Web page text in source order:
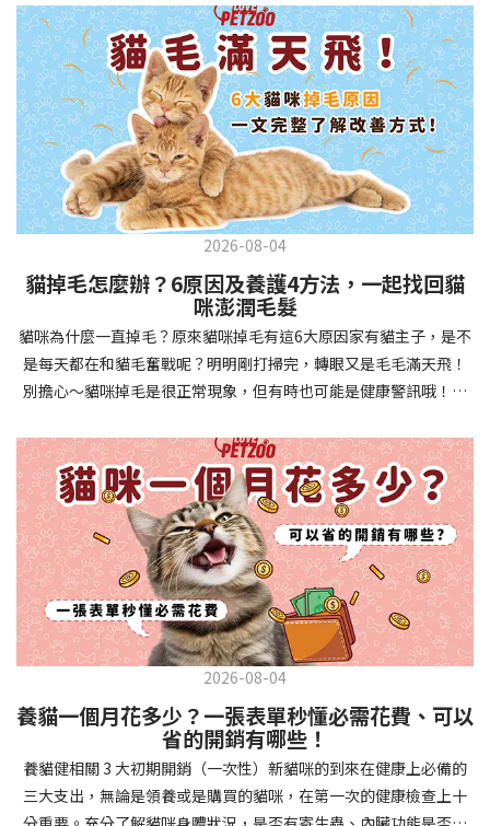
相處中獲得回報狗狗訓練指南，六步驟培養幼犬開始幼犬訓練時，
系統性的方法能帶來最佳效果。從信任建立到習慣養成，每個階段
都至關重要，缺一不可。良好的訓練應循序漸進，把握幼犬成長敏
感期，以積極正向的方式引導。遵循這六個步驟，即使是第一次養
狗的新手，也能輕鬆將調皮的小狗訓練成聽話的好夥伴！建立信任
基礎 幼犬訓練的第一步不是教指令，而是建立信任。剛到新家的幼
犬可能感到緊張不安，給予適當空間適應環境很重要。用溫柔的聲
音交談，提供安全舒適的窩，維持規律的餵食和如廁時間，讓幼犬
感到安心。輕輕撫摸、溫柔擁抱，每天安排固定玩耍時間，這些都
任你後，可開始教導基本指令。從簡單的「坐下」開始，再逐步學
習「趴下」、「等待」和「過來」。每次訓練保持在5-10分鐘內，
避免幼犬注意力分散。使用清晰一致的口令和手勢，成功時立即給
予獎勵和讚美。記住，重複是學習的關鍵，每天多次短時間練習效
果最佳。調整日常行為除了基本指令，幼犬還需學習生活禮儀。如
時立即獎勵。另外要處理的常見問題包括咬人、啃咬家具和亂叫。
每當出現不當行為，給予適當替代品（如咬玩具代替咬手），並在
幼犬選擇正確行為時獎勵，這比責罵更有效。社交化訓練 兩個月大
的幼犬正處於社會化黃金期，這階段的經驗將深刻影響未來性格。
安排幼犬接觸不同人類（包括兒童、戴眼鏡的人、使用拐杖的人
等）、各種動物、交通工具和環境聲音。起初保持在安全、受控的
情境中，逐漸增加複雜度。每次正面社交體驗後給予獎勵，建立幼
犬對新事物的積極態度。進階技巧強化 基礎訓練穩固後，可以進入
更複雜的技巧訓練。這包括遠距離控制、不同干擾下的指令遵從、
多步驟動作等。使用延遲獎勵技巧，讓幼犬學會即使沒有立即獎勵
也能保持良好行為。引入不同環境中的訓練，如公園、寵物店等，
幫助幼犬在各種情境下都能聽從指令。維持良好習慣 成功的訓練不
是一次性的，而是需要持續維護。即使幼犬已經掌握所有技能，也
要定期複習，防止行為退化。將訓練融入日常生活，如出門前的
若超過 24 小時沒改善，建議就醫。血便（帶血絲或黑色糞便） 👉
可能是嚴重腸胃問題，應立即帶去獸醫院！想知道貓咪拉肚子的真
正原因，只要透過 5 個簡單步驟，就能判斷問題嚴重性，決定是否
需要就醫！接下來我們一起來看看該怎麼做吧！🐾 貓咪拉肚子怎麼
辦？5步驟判斷貓咪拉肚子是否需要馬上看醫生貓咪拉肚子的因素與
許多原因有關，更換食物、誤食異物或不乾淨的東西、寄生蟲、其
他疾病。 5 步驟判斷貓咪拉肚子原因，要不要看醫生？當貓咪拉肚
子時，不用慌張！透過以下 5 個步驟，就能快速判斷原因，並決定
是否需要帶去獸醫院。📌 貓咪拉肚子判斷步驟1：觀察糞便的狀態：
糞便質地是關鍵！不同形態代表不同的腸胃狀況📌 貓咪拉肚子判斷
步驟2：回想最近的飲食變化：有沒有突然換飼料或罐頭？ 有沒有吃
到新零食或人類食物？ 是否誤食異物？📌 貓咪拉肚子判斷步驟3：
確認環境與生活作息：最近是否搬家、換貓砂、新成員加入？ 天氣
是否有變化？ 飼主是否長時間外出？📌 貓咪拉肚子判斷步驟4：觀
察貓咪的精神與食慾：貓咪精神好嗎？、食慾是否正常？，可先觀
下降，表示身體狀況不佳，應儘快就醫！📌 貓咪拉肚子判斷步驟5：
檢查是否需要帶去看獸醫 如果拉肚子 1~2 次但精神好、食慾正常，
可以先觀察，如果腹瀉超過 48 小時或水狀腹瀉 + 嗜睡、食慾下降、
嘔吐 應立即就醫。 透過這 5 個步驟，你可以快速判斷貓咪拉肚子的
原因與嚴重程度，確保毛孩的腸胃健康！如果不確定情況，還是建
議讓獸醫檢查，才能安心哦！🐾💖4種高風險群貓咪拉肚子要小心高
風險貓咪包含：幼貓、老貓、懷孕貓、有慢性疾病貓，這些貓咪在
身體狀況出現警訊時要特別注意，如拉肚子次數超過2次以上，就建
議直接尋求獸醫協助。2要訣判斷貓咪拉肚子要不要看醫生 高風險貓
的貓咪，如拉肚子超過2-3天，建議直接尋求獸醫師協助。並記得提
供觀察紀錄給予獸醫師進行專業判斷。貓咪拉肚子但精神很好？如
果飼主有發現貓咪拉肚子的情形，但貓咪的精神很好。有可能與飲
食方便相關，回想是否進食新的食物，或是正進行飼料更換的過
2026-08-04
貓掉毛怎麼辦？6原因及養護4方法，一起找回貓
咪澎潤毛髮
貓咪為什麼一直掉毛？原來貓咪掉毛有這6大原因家有貓主子，是不
是每天都在和貓毛奮戰呢？明明剛打掃完，轉眼又是毛毛滿天飛！
別擔心～貓咪掉毛是很正常現象，但有時也可能是健康警訊哦！以
兩全其美！貓咪掉毛原因1. 皮膚問題貓咪皮膚問題是造成掉毛的常
見兇手！皮膚發炎、感染或是長期搔癢，都會讓貓咪的毛髮失去健
康光澤並大量脫落。常見的皮膚問題包括皮膚黴菌、細菌感染、疥
癬蟲等寄生蟲，甚至是皮膚過度乾燥。如果發現貓咪皮膚有紅腫、
結痂、脫屑或異常氣味，同時伴隨掉毛，建議盡快帶牠看獸醫哦！
貓咪掉毛原因2. 過敏誰說只有人類會過敏？貓咪也會！貓咪可能對
環境中的塵蟎、花粉、清潔劑，甚至是食物中的某些成分產生過敏
反應。過敏症狀不只是打噴嚏、流眼淚，還會引起皮膚搔癢和掉毛
問題。特別是食物過敏，更是常被忽略的掉毛元兇！如果貓咪經常
抓癢或舔舐特定部位，同時伴隨掉毛，很可能是過敏在作怪呢！貓
咪掉毛原因3. 營養不足貓咪的毛髮健康與營養息息相關！當貓咪飲
食中缺乏必要的蛋白質、脂肪酸（尤其是Omega-3和Omega-
6）、維生素或礦物質時，毛髮就會變得乾燥、脆弱，容易斷裂脫
落。長期餵食低品質或不均衡的貓糧，可能使貓咪營養不良，進而
2026-08-04
養貓一個月花多少？一張表單秒懂必需花費、可以
省的開銷有哪些！
養貓健相關 3 大初期開銷（一次性）新貓咪的到來在健康上必備的
三大支出，無論是領養或是購買的貓咪，在第一次的健康檢查上十